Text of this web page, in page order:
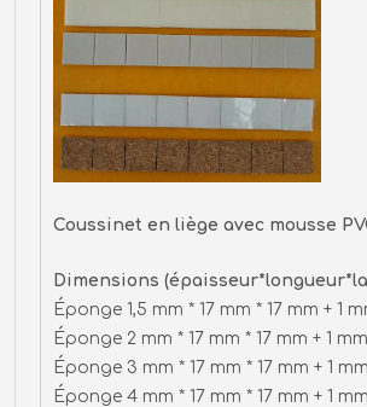
Coussinet en liège avec mousse
Dimensions
Éponge 1,5 mm * 17 mm * 17 mm
Éponge 2 mm * 17 mm * 17 mm
Éponge 3 mm * 17 mm * 17 mm
Éponge 4 mm * 17 mm * 17 mm